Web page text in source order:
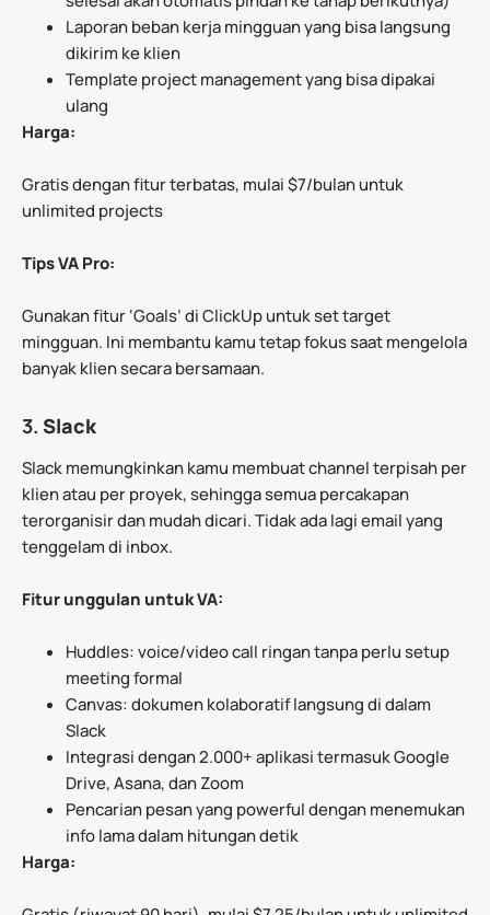
Laporan beban kerja mingguan yang bisa langsung
dikirim ke klien
Template project management yang bisa dipakai
ulang
Harga:
Gratis dengan fitur terbatas, mulai $7/bulan untuk
unlimited projects
Tips VA Pro:
Gunakan fitur ‘Goals’ di ClickUp untuk set target
mingguan. Ini membantu kamu tetap fokus saat mengelola
banyak klien secara bersamaan.
3. Slack
Slack memungkinkan kamu membuat channel terpisah per
klien atau per proyek, sehingga semua percakapan
terorganisir dan mudah dicari. Tidak ada lagi email yang
tenggelam di inbox.
Fitur unggulan untuk VA:
Huddles: voice/video call ringan tanpa perlu setup
meeting formal
Canvas: dokumen kolaboratif langsung di dalam
Slack
Integrasi dengan 2.000+ aplikasi termasuk Google
Drive, Asana, dan Zoom
Pencarian pesan yang powerful dengan menemukan
info lama dalam hitungan detik
Harga: